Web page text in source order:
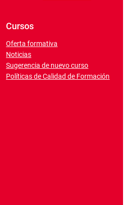
Cursos
Oferta formativa
Noticias
Sugerencia de nuevo curso
Políticas de Calidad de Formación